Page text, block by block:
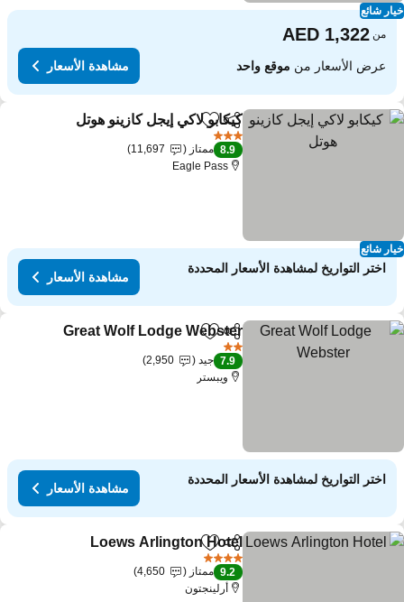
شائع
من
عرض الأسعار منموقع واحد مشاهدة الأسعار
شائع
مشاركةAdd to favorites
كيكابو لاكي إيجل كازينو هوتل
8.9 ممتاز
11,697
Eagle Pass
اختر التواريخ لمشاهدة الأسعار المحددة
مشاهدة الأسعار
مشاركةAdd to favorites
Great Wolf Lodge Webster
7.9 جيد
2,950
ويبستر
اختر التواريخ لمشاهدة الأسعار المحددة
مشاهدة الأسعار
مشاركةAdd to favorites
Loews Arlington Hotel
9.2 ممتاز
4,650
أرلينجتون